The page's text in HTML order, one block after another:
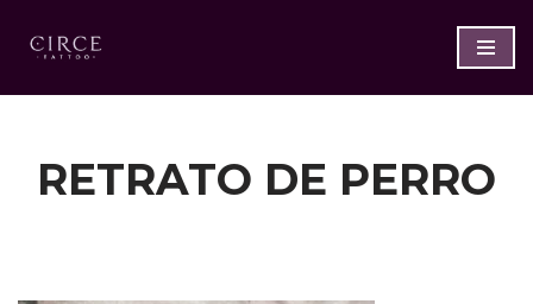
Saltar
al
RETRATO DE PERRO